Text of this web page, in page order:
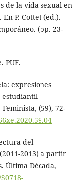
de la vida sexual en
P. Cottet (ed.).
(pp. 23-
PUF.
expresiones
estudiantil
(59), 72-
del
2013) a partir
Última Década,